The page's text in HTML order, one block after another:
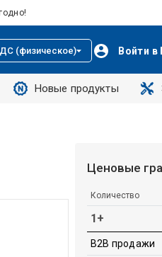
(физическое) Войти в
Новые продукты
Ценовые
Количество
1+
B2B продажи